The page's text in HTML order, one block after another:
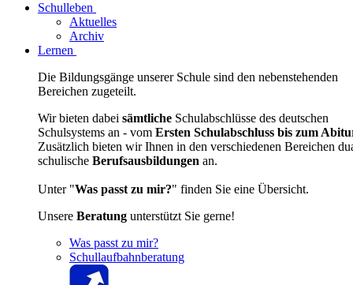
Schulleben
Aktuelles
Archiv
Lernen
Die Bildungsgänge unserer Schule sind den nebenstehenden
Bereichen zugeteilt.
Wir bieten dabei sämtliche Schulabschlüsse des deutschen
Schulsystems an - vom Ersten Schulabschluss bis zum
Zusätzlich bieten wir Ihnen in den verschiedenen Bereichen
schulische Berufsausbildungen an.
Unter "Was passt zu mir?" finden Sie eine Übersicht.
Unsere Beratung unterstützt Sie gerne!
Was passt zu mir?
Schullaufbahnberatung